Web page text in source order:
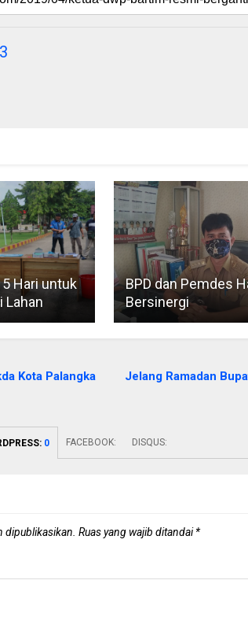
Hari untuk
Lahan
BPD dan Pemdes
Bersinergi
Kota Palangka
Jelang Ramadan
0 FACEBOOK: DISQUS:
dipublikasikan. Ruas yang wajib ditandai*